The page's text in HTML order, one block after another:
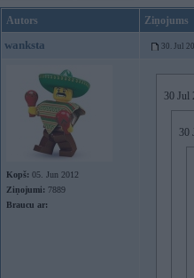
Autors Ziņojums
wanksta 30. Jul
Kopš: 05. Jun 2012
Ziņojumi: 7889
Braucu ar:
30 Jul
30